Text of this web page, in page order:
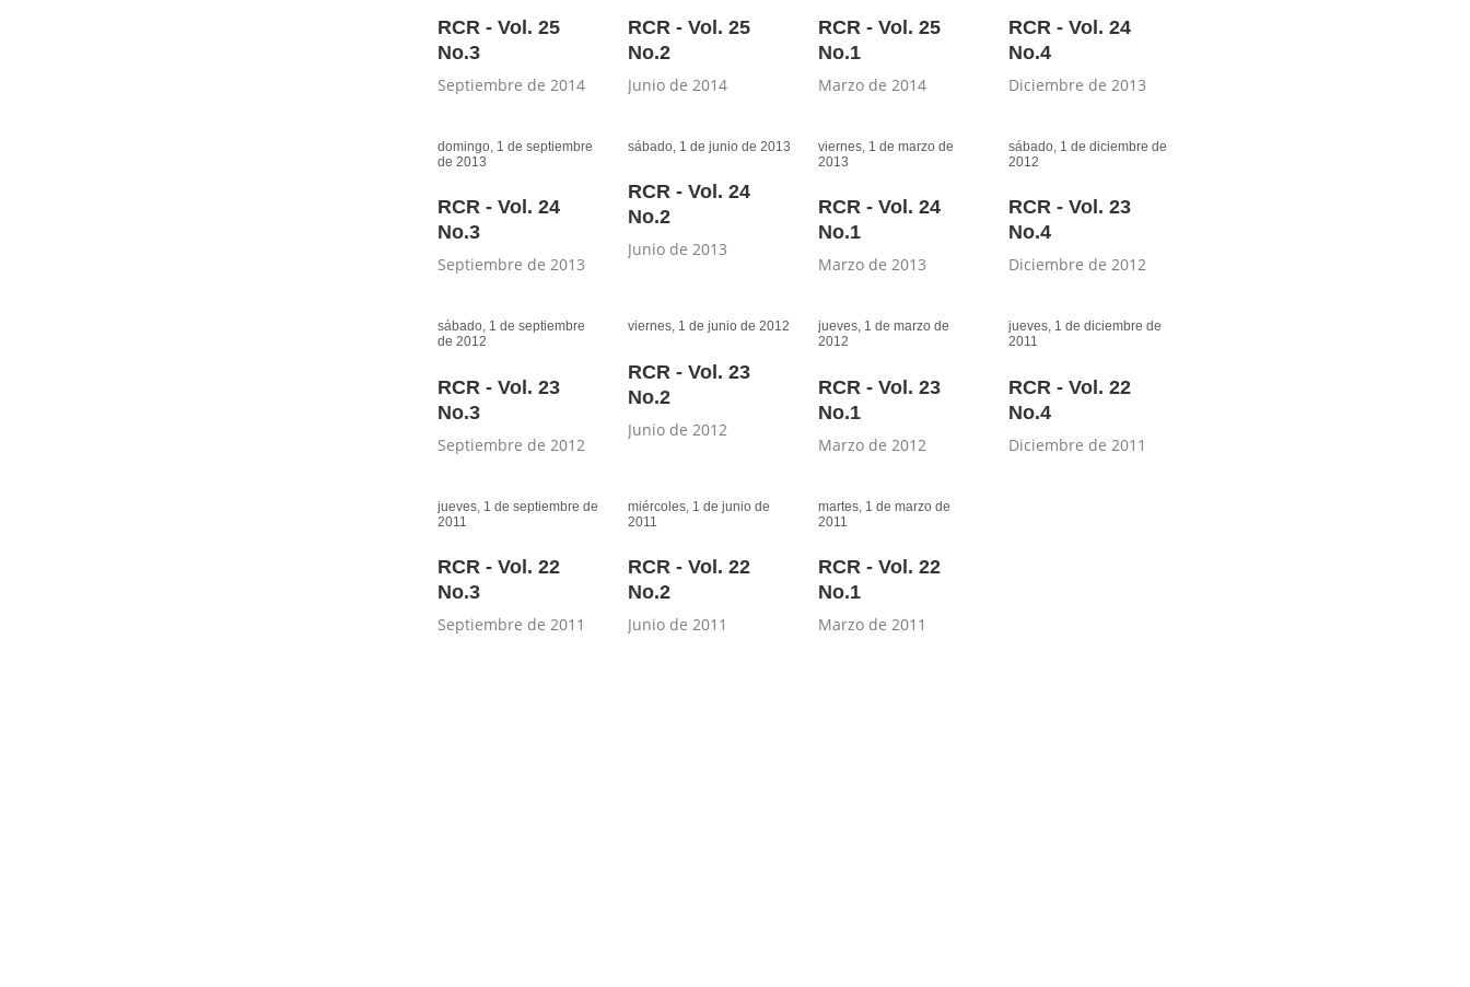
RCR - Vol. 25
No.3
Septiembre de 2014
RCR - Vol. 25
No.2
Junio de 2014
RCR - Vol. 25
No.1
Marzo de 2014
RCR - Vol. 24
No.4
Diciembre de 2013
domingo, 1 de septiembre
de 2013
RCR - Vol. 24
No.3
Septiembre de 2013
sábado, 1 de junio de 2013
RCR - Vol. 24
No.2
Junio de 2013
viernes, 1 de marzo de
2013
RCR - Vol. 24
No.1
Marzo de 2013
sábado, 1 de diciembre de
2012
RCR - Vol. 23
No.4
Diciembre de 2012
sábado, 1 de septiembre
de 2012
RCR - Vol. 23
No.3
Septiembre de 2012
viernes, 1 de junio de 2012
RCR - Vol. 23
No.2
Junio de 2012
jueves, 1 de marzo de
2012
RCR - Vol. 23
No.1
Marzo de 2012
jueves, 1 de diciembre de
2011
RCR - Vol. 22
No.4
Diciembre de 2011
jueves, 1 de septiembre de
2011
RCR - Vol. 22
No.3
Septiembre de 2011
miércoles, 1 de junio de
2011
RCR - Vol. 22
No.2
Junio de 2011
martes, 1 de marzo de
2011
RCR - Vol. 22
No.1
Marzo de 2011